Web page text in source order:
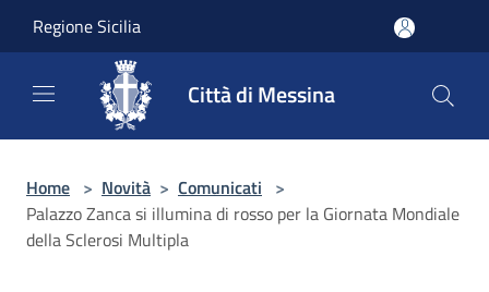
Regione Sicilia
Città di Messina
Home > Novità > Comunicati >
Palazzo Zanca si illumina di rosso per la Giornata Mondiale
della Sclerosi Multipla